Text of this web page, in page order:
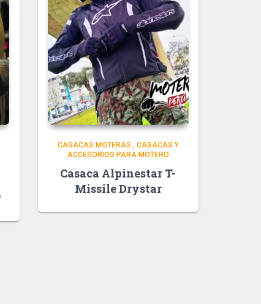
CASACAS MOTERAS , CASACAS Y
ACCESORIOS PARA MOTERO
Casaca Alpinestar T-
Missile Drystar